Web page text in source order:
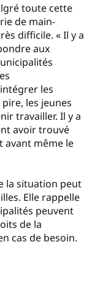
toute cette
de main-
difficile. « Il y a
aux
les
les jeunes
travailler. Il y a
avoir trouvé
avant même le
la situation peut
Elle rappelle
peuvent
de la
cas de besoin.